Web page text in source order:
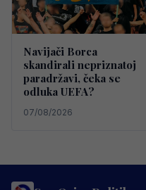
Navijači Borca
skandirali nepriznatoj
paradržavi, čeka se
odluka UEFA?
07/08/2026